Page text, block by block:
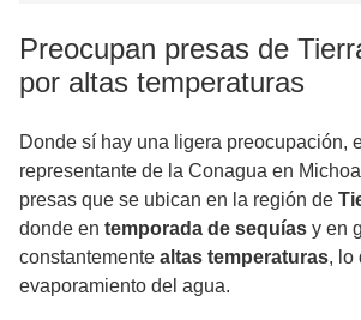
Preocupan presas de
por altas temperaturas
Donde sí hay una ligera preocupación,
representante de la Conagua en
presas que se ubican en la región de
donde en temporada de sequías y en
constantemente altas temperaturas, lo
evaporamiento del agua.